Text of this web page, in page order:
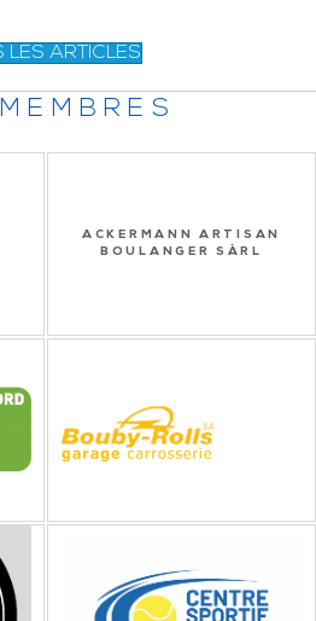
LES ARTICLES
ACKERMANN ARTISAN
BOULANGER SÀRL